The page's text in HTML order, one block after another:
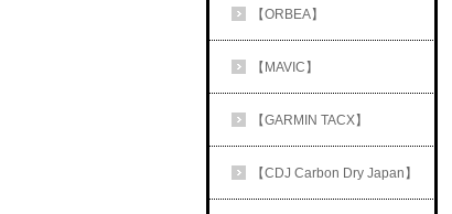
【ORBEA】
【MAVIC】
【GARMIN TACX】
【CDJ Carbon Dry Japan】